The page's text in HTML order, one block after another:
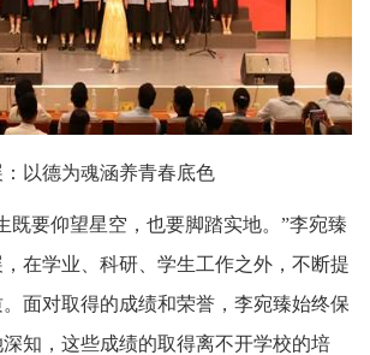
：以德为魂涵养青春底色
既要仰望星空，也要脚踏实地。”李宛臻
在学业、科研、学生工作之外，不断提
面对取得的成绩和荣誉，李宛臻始终保
知，这些成绩的取得离不开学校的培